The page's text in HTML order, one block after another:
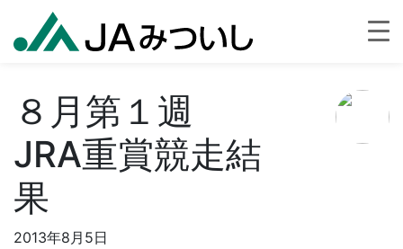
８月第１週
JRA重賞競走結
果
2013年8月5日